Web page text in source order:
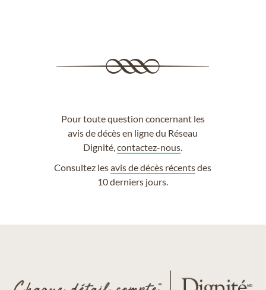
Pour toute question concernant les
avis de décès en ligne du Réseau
Dignité,contactez-nous
Consultez lesavis de décès récentsdes
10 derniers jours.